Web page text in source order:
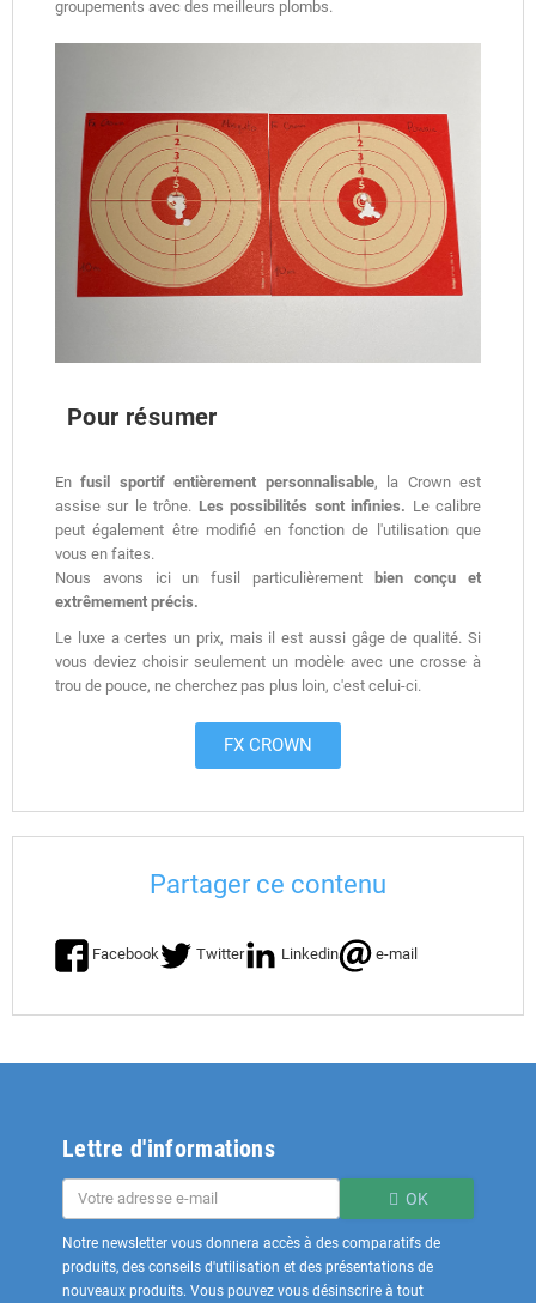
groupements avec des meilleurs plombs.
Pour résumer
Enfusil sportif entièrement personnalisable, la Crown est
assise sur le trône. Les possibilités sont infinies. Le calibre
peut également être modifié en fonction de l'utilisation que
vous en faites.
Nous avons ici un fusil particulièrement
bien conçu et
extrêmement précis.
Le luxe a certes un prix, mais il est aussi gâge de qualité. Si
vous deviez choisir seulement un modèle avec une crosse à
trou de pouce, ne cherchez pas plus loin, c'est celui-ci.
FX CROWN
Partager ce contenu
Facebook Twitter Linkedin e-mail
Lettre d'informations
OK
Notre newsletter vous donnera accès à des comparatifs de
produits, des conseils d'utilisation et des présentations de
nouveaux produits. Vous pouvez vous désinscrire à tout